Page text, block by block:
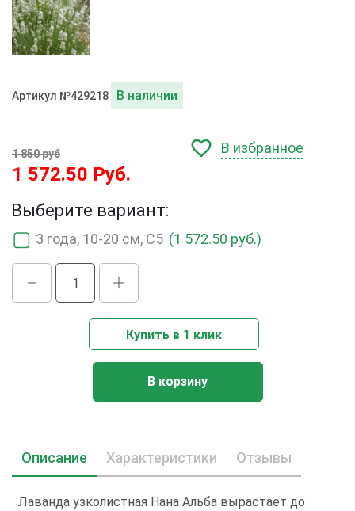
Артикул №429218 В наличии
1 850 руб
1 572.50 Руб.
В избранное
Выберите вариант:
3 года, 10-20 см, C5 (1 572.50 руб.)
Купить в 1 клик
В корзину
Описание Характеристики Отзывы
Лаванда узколистная Нана Альба вырастает до